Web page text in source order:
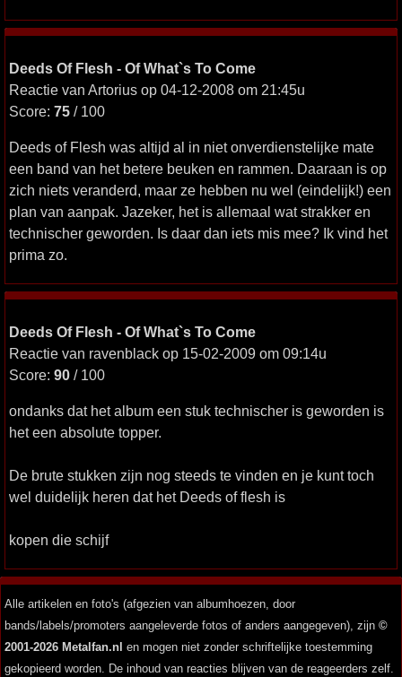
Deeds Of Flesh - Of What`s To Come
Reactie van Artorius op 04-12-2008 om 21:45u
Score: 75 / 100
Deeds of Flesh was altijd al in niet onverdienstelijke mate
een band van het betere beuken en rammen. Daaraan is op
zich niets veranderd, maar ze hebben nu wel (eindelijk!) een
plan van aanpak. Jazeker, het is allemaal wat strakker en
technischer geworden. Is daar dan iets mis mee? Ik vind het
prima zo.
Deeds Of Flesh - Of What`s To Come
Reactie van ravenblack op 15-02-2009 om 09:14u
Score: 90 / 100
ondanks dat het album een stuk technischer is geworden is
het een absolute topper.
De brute stukken zijn nog steeds te vinden en je kunt toch
wel duidelijk heren dat het Deeds of flesh is
kopen die schijf
Alle artikelen en foto's (afgezien van albumhoezen, door
bands/labels/promoters aangeleverde fotos of anders aangegeven), zijn ©
2001-2026 Metalfan.nl en mogen niet zonder schriftelijke toestemming
gekopieerd worden. De inhoud van reacties blijven van de reageerders zelf.